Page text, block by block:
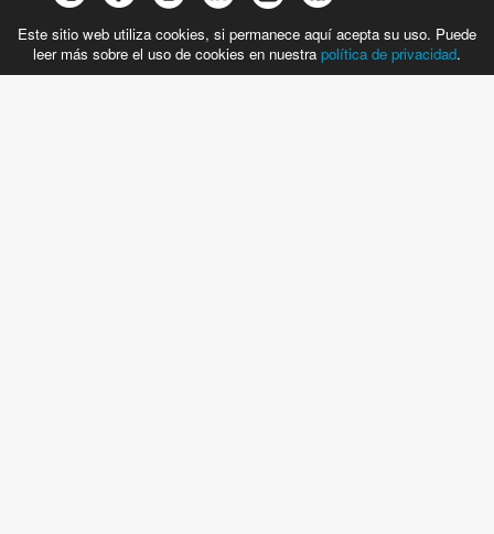
Este sitio web utiliza cookies, si permanece aquí acepta su uso. Puede
leer más sobre el uso de cookies en nuestra política de privacidad.